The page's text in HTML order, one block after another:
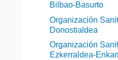
Bilbao-Basurto
Organización
Donostialdea
Organización
Ezkerraldea-